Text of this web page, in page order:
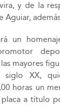
y de la
Aguiar,
un
mayores
siglo XX,
horas un
a título